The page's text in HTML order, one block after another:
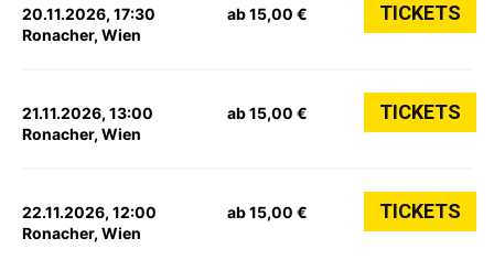
20.11.2026, 17:30
Ronacher, Wien
ab 15,00 € TICKETS
21.11.2026, 13:00
Ronacher, Wien
ab 15,00 € TICKETS
22.11.2026, 12:00
Ronacher, Wien
ab 15,00 € TICKETS